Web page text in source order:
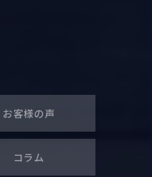
お客様の声
コラム